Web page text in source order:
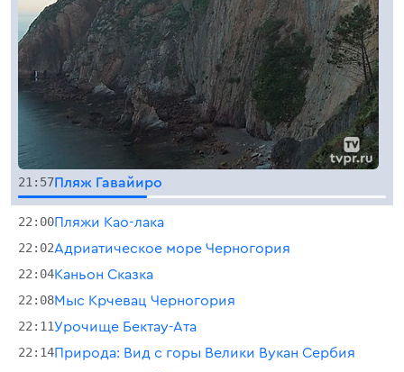
21:57Пляж Гавайиро
22:00Пляжи Као-лака
22:02Адриатическое море Черногория
22:04Каньон Сказка
22:08Мыс Крчевац Черногория
22:11Урочище Бектау-Ата
22:14Природа: Вид с горы Велики Вукан Сербия